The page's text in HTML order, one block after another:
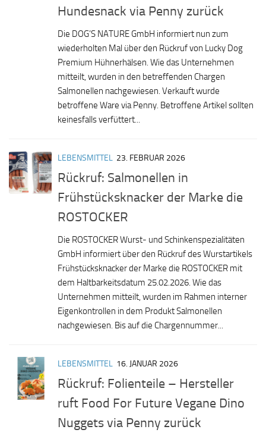
Hundesnack via Penny zurück
Die DOG’S NATURE GmbH informiert nun zum
wiederholten Mal über den Rückruf von Lucky Dog
Premium Hühnerhälsen. Wie das Unternehmen
mitteilt, wurden in den betreffenden Chargen
Salmonellen nachgewiesen. Verkauft wurde
betroffene Ware via Penny. Betroffene Artikel sollten
keinesfalls verfüttert...
LEBENSMITTEL 23. FEBRUAR 2026
Rückruf: Salmonellen in
Frühstücksknacker der Marke die
ROSTOCKER
Die ROSTOCKER Wurst- und Schinkenspezialitäten
GmbH informiert über den Rückruf des Wurstartikels
Frühstücksknacker der Marke die ROSTOCKER mit
dem Haltbarkeitsdatum 25.02.2026. Wie das
Unternehmen mitteilt, wurden im Rahmen interner
Eigenkontrollen in dem Produkt Salmonellen
nachgewiesen. Bis auf die Chargennummer...
LEBENSMITTEL 16. JANUAR 2026
Rückruf: Folienteile – Hersteller
ruft Food For Future Vegane Dino
Nuggets via Penny zurück